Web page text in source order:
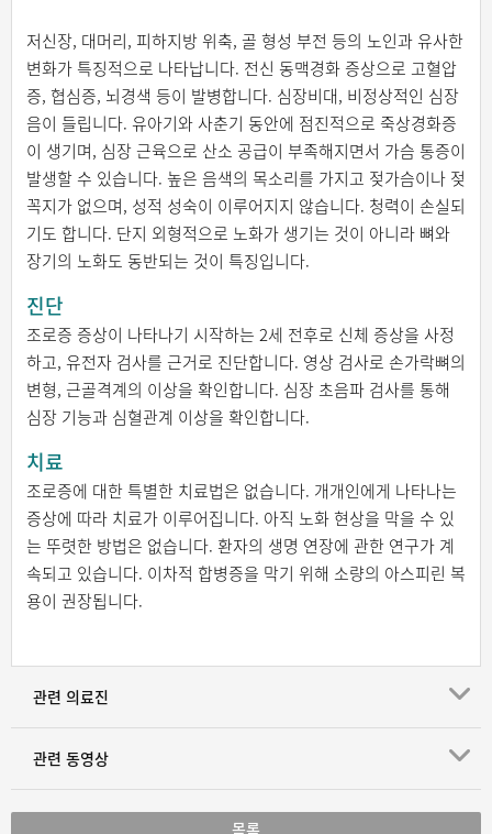
저신장, 대머리, 피하지방 위축, 골 형성 부전 등의 노인과 유사한
변화가 특징적으로 나타납니다. 전신 동맥경화 증상으로 고혈압
증, 협심증, 뇌경색 등이 발병합니다. 심장비대, 비정상적인 심장
음이 들립니다. 유아기와 사춘기 동안에 점진적으로 죽상경화증
이 생기며, 심장 근육으로 산소 공급이 부족해지면서 가슴 통증이
발생할 수 있습니다. 높은 음색의 목소리를 가지고 젖가슴이나 젖
꼭지가 없으며, 성적 성숙이 이루어지지 않습니다. 청력이 손실되
기도 합니다. 단지 외형적으로 노화가 생기는 것이 아니라 뼈와
장기의 노화도 동반되는 것이 특징입니다.
진단
조로증 증상이 나타나기 시작하는 2세 전후로 신체 증상을 사정
하고, 유전자 검사를 근거로 진단합니다. 영상 검사로 손가락뼈의
변형, 근골격계의 이상을 확인합니다. 심장 초음파 검사를 통해
심장 기능과 심혈관계 이상을 확인합니다.
치료
조로증에 대한 특별한 치료법은 없습니다. 개개인에게 나타나는
증상에 따라 치료가 이루어집니다. 아직 노화 현상을 막을 수 있
는 뚜렷한 방법은 없습니다. 환자의 생명 연장에 관한 연구가 계
속되고 있습니다. 이차적 합병증을 막기 위해 소량의 아스피린 복
용이 권장됩니다.
관련 의료진
관련 동영상
목록